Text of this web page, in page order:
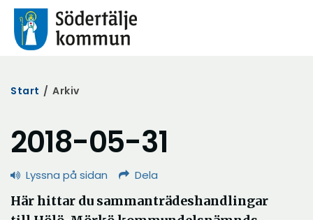
Start / Arkiv
2018-05-31
Lyssna på sidan Dela
Här hittar du sammanträdeshandlingar